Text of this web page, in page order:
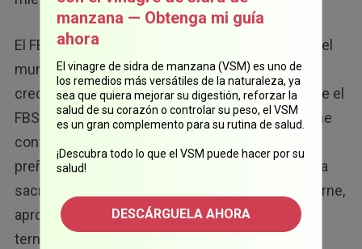
El FBS se ha utilizado durante mucho tiempo en el
mundo de la ciencia, ya que es el medio de
crecimiento perfecto. Hasta la fecha, se dice que el
FBS es un subproducto de la producción de carne
convencional. Se supone que las vacas no se
preñan para este único fin, sino que cuando van a
sacrificar a una vaca preñada para obtener su carne,
aprovechan y también obtienen el FBS de sus
terneros nonatos.
manzana — Obtenga mi guía
ahora
El vinagre de sidra de manzana (VSM) es uno de
los remedios más versátiles de la naturaleza, ya
sea que quiera mejorar su digestión, reforzar la
salud de su corazón o controlar su peso, el VSM
es un gran complemento para su rutina de salud.
¡Descubra todo lo que el VSM puede hacer por su
salud!
DESCÁRGUELA AHORA